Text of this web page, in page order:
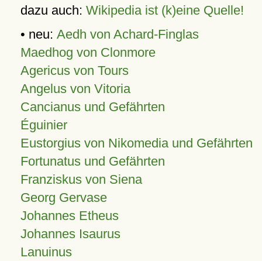
dazu auch: Wikipedia ist (k)eine Quelle!
• neu: Aedh von Achard-Finglas
Maedhog von Clonmore
Agericus von Tours
Angelus von Vitoria
Cancianus und Gefährten
Éguinier
Eustorgius von Nikomedia und Gefährten
Fortunatus und Gefährten
Franziskus von Siena
Georg Gervase
Johannes Etheus
Johannes Isaurus
Lanuinus